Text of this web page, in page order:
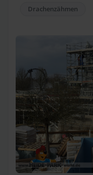
Drachenzähmen